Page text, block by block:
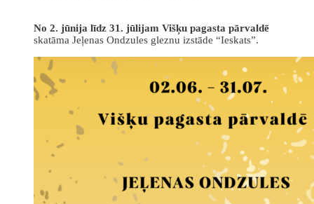
No 2. jūnija līdz 31. jūlijam Višķu pagasta pārvaldē
skatāma Jeļenas Ondzules gleznu izstāde “Ieskats”.